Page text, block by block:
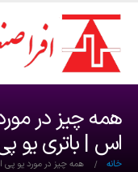
همه چیز در
اس | باتری یو
خانه همه چیز در مورد یو